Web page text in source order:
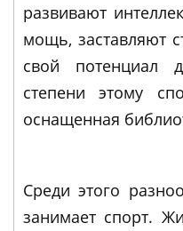
развивают
мощь, заставляют
свой
степени этому
оснащенная
Среди этого
занимает спорт.